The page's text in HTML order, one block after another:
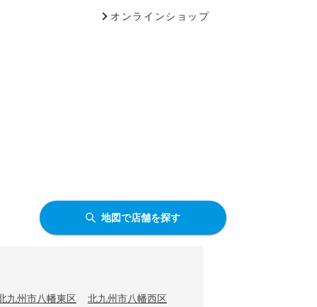
オンラインショップ
地図で店舗を探す
九州市八幡東区
北九州市八幡西区